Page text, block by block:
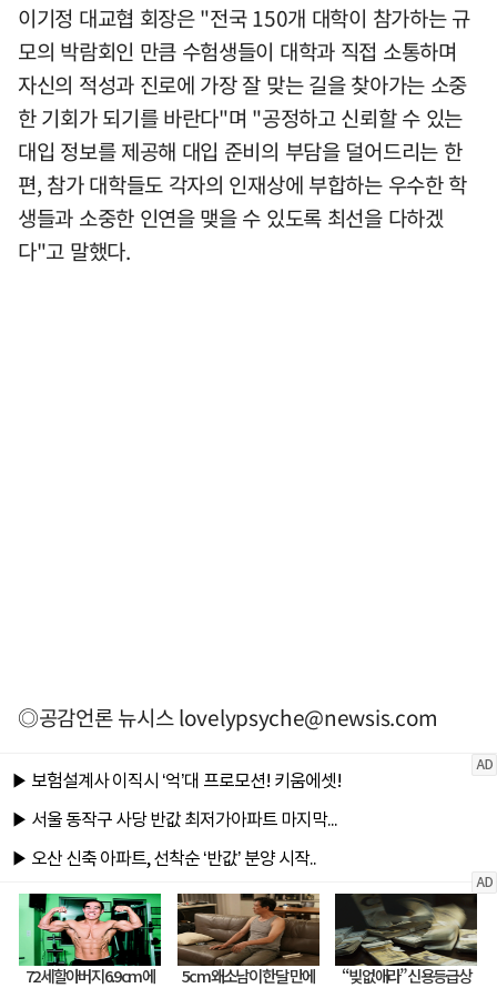
이기정 대교협 회장은 "전국 150개 대학이 참가하는 규
모의 박람회인 만큼 수험생들이 대학과 직접 소통하며
자신의 적성과 진로에 가장 잘 맞는 길을 찾아가는 소중
한 기회가 되기를 바란다"며 "공정하고 신뢰할 수 있는
대입 정보를 제공해 대입 준비의 부담을 덜어드리는 한
편, 참가 대학들도 각자의 인재상에 부합하는 우수한 학
생들과 소중한 인연을 맺을 수 있도록 최선을 다하겠
다"고 말했다.
◎공감언론 뉴시스lovelypsyche@newsis.com